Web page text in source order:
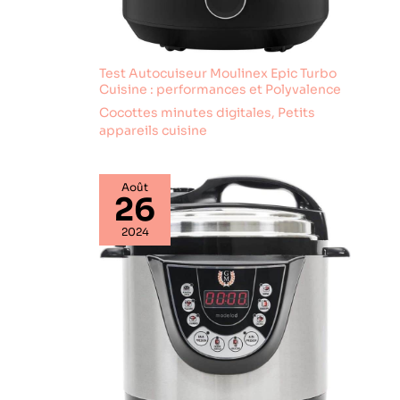
Test Autocuiseur Moulinex Epic Turbo
Cuisine : performances et Polyvalence
Cocottes minutes digitales, Petits
appareils cuisine
Août
26
2024